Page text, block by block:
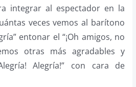
integrar al espectador en la
veces vemos al barítono
entonar el “¡Oh amigos, no
otras más agradables y
Alegría!” con cara de